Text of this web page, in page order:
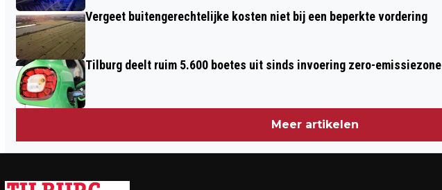
Vergeet buitengerechtelijke kosten niet bij een beperkte vordering
Tilburg deelt ruim 5.600 boetes uit sinds invoering zero-emissiezone
Meer artikelen